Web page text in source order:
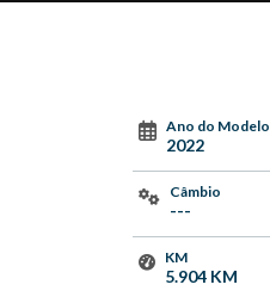
Ano do Modelo
2022
Câmbio
---
KM
5.904 KM